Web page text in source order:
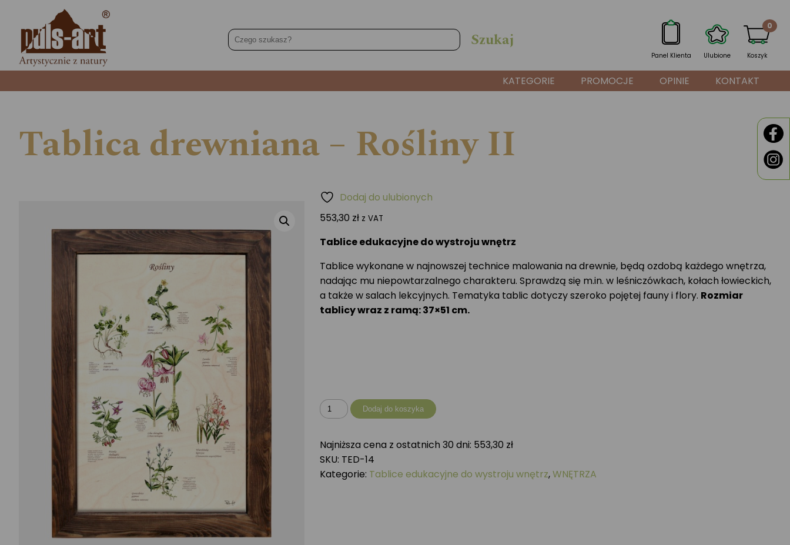
Panel Klienta Ulubione Koszyk
0
KATEGORIE PROMOCJE OPINIE KONTAKT
Tablica drewniana – Rośliny II
553,30 zł z VAT
Tablice edukacyjne do wystroju wnętrz
Tablice wykonane w najnowszej technice malowania na drewnie, będą ozdobą każdego wnętrza,
nadając mu niepowtarzalnego charakteru. Sprawdzą się m.in. w leśniczówkach, kołach łowieckich,
a także w salach lekcyjnych. Tematyka tablic dotyczy szeroko pojętej fauny i flory. Rozmiar
tablicy wraz z ramą: 37×51 cm.
ilość
Tablica
-
Rośliny
II
Dodaj do koszyka
Dodaj do ulubionych
Najniższa cena z ostatnich 30 dni: 553,30 zł
SKU: TED-14
Kategorie: Tablice edukacyjne do wystroju wnętrz,WNĘTRZA